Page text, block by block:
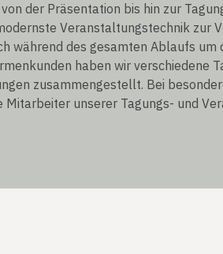
der Präsentation bis hin zur
Veranstaltungstechnik zur
während des gesamten Ablaufs um
haben wir verschiedene
zusammengestellt. Bei
Mitarbeiter unserer Tagungs- und